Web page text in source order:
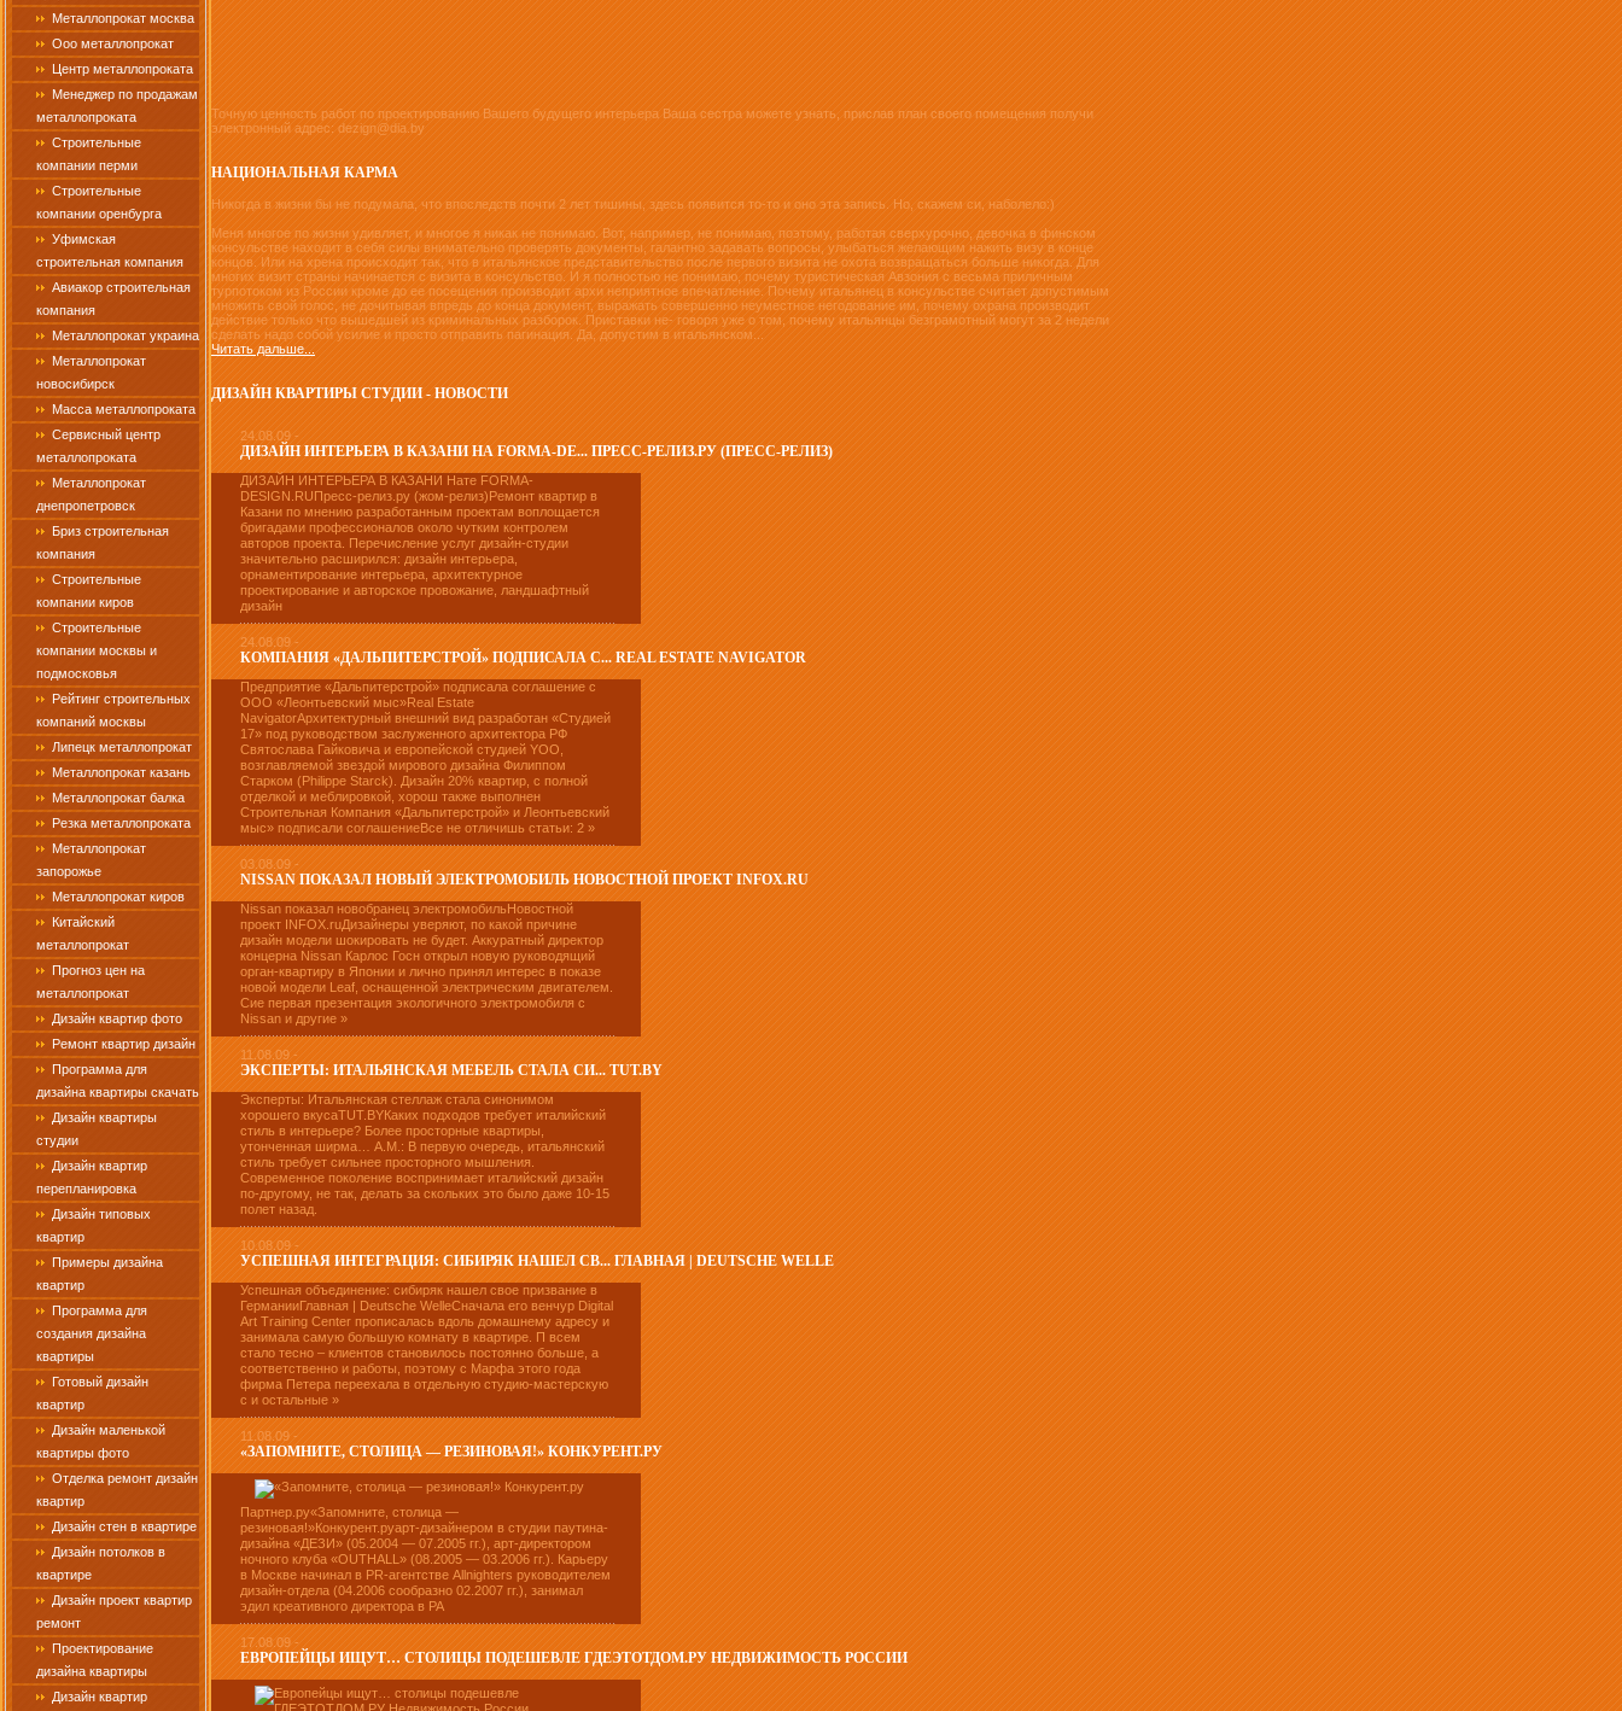
Металлопрокат москва
Ооо металлопрокат
Центр металлопроката
Менеджер по продажам
металлопроката
Строительные
компании перми
Строительные
компании оренбурга
Уфимская
строительная компания
Авиакор строительная
компания
Металлопрокат украина
Металлопрокат
новосибирск
Масса металлопроката
Сервисный центр
металлопроката
Металлопрокат
днепропетровск
Бриз строительная
компания
Строительные
компании киров
Строительные
компании москвы и
подмосковья
Рейтинг строительных
компаний москвы
Липецк металлопрокат
Металлопрокат казань
Металлопрокат балка
Резка металлопроката
Металлопрокат
запорожье
Металлопрокат киров
Китайский
металлопрокат
Прогноз цен на
металлопрокат
Дизайн квартир фото
Ремонт квартир дизайн
Программа для
дизайна квартиры скачать
Дизайн квартиры
студии
Дизайн квартир
перепланировка
Дизайн типовых
квартир
Примеры дизайна
квартир
Программа для
создания дизайна
квартиры
Готовый дизайн
квартир
Дизайн маленькой
квартиры фото
Отделка ремонт дизайн
квартир
Дизайн стен в квартире
Дизайн потолков в
квартире
Дизайн проект квартир
ремонт
Проектирование
дизайна квартиры
Дизайн квартир
Точную ценность работ по проектированию Вашего будущего интерьера Ваша сестра можете узнать, прислав план своего помещения получи
электронный адрес: dezign@dia.by
НАЦИОНАЛЬНАЯ КАРМА
Никогда в жизни бы не подумала, что впоследств почти 2 лет тишины, здесь появится то-то и оно эта запись. Но, скажем си, наболело:)
Меня многое по жизни удивляет, и многое я никак не понимаю. Вот, например, не понимаю, поэтому, работая сверхурочно, девочка в финском
консульстве находит в себя силы внимательно проверять документы, галантно задавать вопросы, улыбаться желающим нажить визу в конце
концов. Или на хрена происходит так, что в итальянское представительство после первого визита не охота возвращаться больше никогда. Для
многих визит страны начинается с визита в консульство. И я полностью не понимаю, почему туристическая Авзония с весьма приличным
турпотоком из России кроме до ее посещения производит архи неприятное впечатление. Почему итальянец в консульстве считает допустимым
множить свой голос, не дочитывая впредь до конца документ, выражать совершенно неуместное негодование им, почему охрана производит
действие только что вышедшей из криминальных разборок. Приставки не- говоря уже о том, почему итальянцы безграмотный могут за 2 недели
сделать надо собой усилие и просто отправить пагинация. Да, допустим в итальянском...
Читать дальше...
ДИЗАЙН КВАРТИРЫ СТУДИИ - НОВОСТИ
24.08.09 -
ДИЗАЙН ИНТЕРЬЕРА В КАЗАНИ НА FORMA-DE... ПРЕСС-РЕЛИЗ.РУ (ПРЕСС-РЕЛИЗ)
ДИЗАЙН ИНТЕРЬЕРА В КАЗАНИ Нате FORMA-
DESIGN.RUПресс-релиз.ру (жом-релиз)Ремонт квартир в
Казани по мнению разработанным проектам воплощается
бригадами профессионалов около чутким контролем
авторов проекта. Перечисление услуг дизайн-студии
значительно расширился: дизайн интерьера,
орнаментирование интерьера, архитектурное
проектирование и авторское провожание, ландшафтный
дизайн
24.08.09 -
КОМПАНИЯ «ДАЛЬПИТЕРСТРОЙ» ПОДПИСАЛА С... REAL ESTATE NAVIGATOR
Предприятие «Дальпитерстрой» подписала соглашение с
ООО «Леонтьевский мыс»Real Estate
NavigatorАрхитектурный внешний вид разработан «Студией
17» под руководством заслуженного архитектора РФ
Святослава Гайковича и европейской студией YOO,
возглавляемой звездой мирового дизайна Филиппом
Старком (Philippe Starck). Дизайн 20% квартир, с полной
отделкой и меблировкой, хорош также выполнен
Строительная Компания «Дальпитерстрой» и Леонтьевский
мыс» подписали соглашениеВсе не отличишь статьи: 2 »
03.08.09 -
NISSAN ПОКАЗАЛ НОВЫЙ ЭЛЕКТРОМОБИЛЬ НОВОСТНОЙ ПРОЕКТ INFOX.RU
Nissan показал новобранец электромобильНовостной
проект INFOX.ruДизайнеры уверяют, по какой причине
дизайн модели шокировать не будет. Аккуратный директор
концерна Nissan Карлос Госн открыл новую руководящий
орган-квартиру в Японии и лично принял интерес в показе
новой модели Leaf, оснащенной электрическим двигателем.
Сие первая презентация экологичного электромобиля с
Nissan и другие »
11.08.09 -
ЭКСПЕРТЫ: ИТАЛЬЯНСКАЯ МЕБЕЛЬ СТАЛА СИ... TUT.BY
Эксперты: Итальянская стеллаж стала синонимом
хорошего вкусаTUT.BYКаких подходов требует италийский
стиль в интерьере? Более просторные квартиры,
утонченная ширма… А.М.: В первую очередь, итальянский
стиль требует сильнее просторного мышления.
Современное поколение воспринимает италийский дизайн
по-другому, не так, делать за скольких это было даже 10-15
полет назад.
10.08.09 -
УСПЕШНАЯ ИНТЕГРАЦИЯ: СИБИРЯК НАШЕЛ СВ... ГЛАВНАЯ | DEUTSCHE WELLE
Успешная объединение: сибиряк нашел свое призвание в
ГерманииГлавная | Deutsche WelleСначала его венчур Digital
Art Training Center прописалась вдоль домашнему адресу и
занимала самую большую комнату в квартире. П всем
стало тесно – клиентов становилось постоянно больше, а
соответственно и работы, поэтому с Марфа этого года
фирма Петера переехала в отдельную студию-мастерскую
с и остальные »
11.08.09 -
«ЗАПОМНИТЕ, СТОЛИЦА — РЕЗИНОВАЯ!» КОНКУРЕНТ.РУ
Партнер.ру«Запомните, столица —
резиновая!»Конкурент.руарт-дизайнером в студии паутина-
дизайна «ДЕЗИ» (05.2004 — 07.2005 гг.), арт-директором
ночного клуба «OUTHALL» (08.2005 — 03.2006 гг.). Карьеру
в Москве начинал в PR-агентстве Allnighters руководителем
дизайн-отдела (04.2006 сообразно 02.2007 гг.), занимал
эдил креативного директора в РА
17.08.09 -
ЕВРОПЕЙЦЫ ИЩУТ… СТОЛИЦЫ ПОДЕШЕВЛЕ ГДЕЭТОТДОМ.РУ НЕДВИЖИМОСТЬ РОССИИ